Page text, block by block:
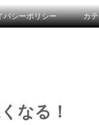
バシーポリシー カ
なる！